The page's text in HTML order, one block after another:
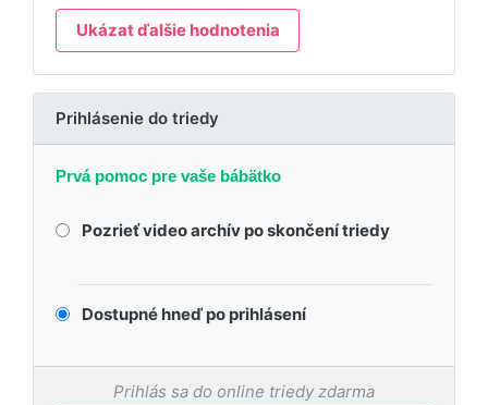
Ukázat ďalšie hodnotenia
Prihlásenie do triedy
Prvá pomoc pre vaše bábätko
Pozrieť video archív po skončení triedy
Dostupné hneď po prihlásení
Prihlás sa do online triedy zdarma